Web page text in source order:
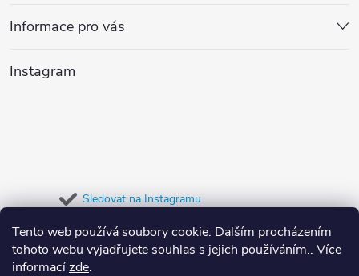
Tento web používá soubory cookie. Dalším procházením
tohoto webu vyjadřujete souhlas s jejich používáním.. Více
informacízde.
p
a
Informace pro vás
Instagram
Sledovat na Instagramu
Přijímáme online platby